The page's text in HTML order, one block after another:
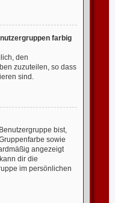
farbig
den
zuzuteilen, so dass
sind.
bist,
sowie
angezeigt
dir die
im persönlichen